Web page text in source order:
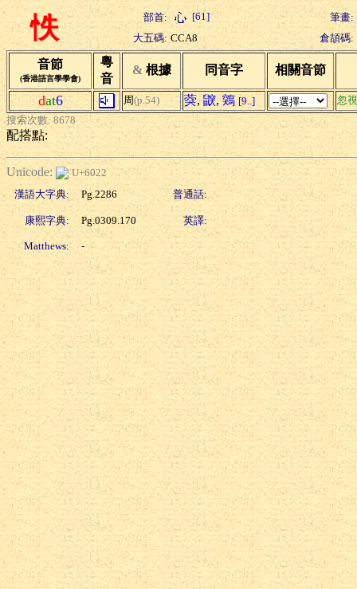
怢 部首: [61]
筆畫:
大五碼: CCA8 倉頡碼:
音節
(香港語言學學會)
粵
音
& 根據 同音字 相關音節
dat6 周(p.54) 葖, 鼵, 鶟 [9..]
忽
搜索次數: 8678
配搭點:
Unicode:
U+6022
漢語大字典:
Pg.2286 普通話:
康熙字典: Pg.0309.170 英譯:
Matthews: -